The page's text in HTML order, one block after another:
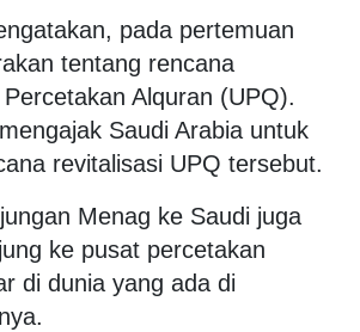
pada pertemuan
tentang rencana
Alquran (UPQ).
Saudi Arabia untuk
revitalisasi UPQ tersebut.
Menag ke Saudi juga
ke pusat percetakan
di dunia yang ada di